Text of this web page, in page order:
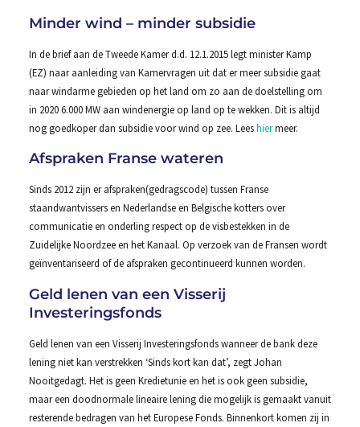
Minder wind – minder subsidie
In de brief aan de Tweede Kamer d.d. 12.1.2015 legt minister Kamp
(EZ) naar aanleiding van Kamervragen uit dat er meer subsidie gaat
naar windarme gebieden op het land om zo aan de doelstelling om
in 2020 6.000 MW aan windenergie op land op te wekken. Dit is altijd
nog goedkoper dan subsidie voor wind op zee. Leeshiermeer.
Afspraken Franse wateren
Sinds 2012 zijn er afspraken(gedragscode) tussen Franse
staandwantvissers en Nederlandse en Belgische kotters over
communicatie en onderling respect op de visbestekken in de
Zuidelijke Noordzee en het Kanaal. Op verzoek van de Fransen wordt
geïnventariseerd of de afspraken gecontinueerd kunnen worden.
Geld lenen van een Visserij
Investeringsfonds
Geld lenen van een Visserij Investeringsfonds wanneer de bank deze
lening niet kan verstrekken ‘Sinds kort kan dat’, zegt Johan
Nooitgedagt. Het is geen Kredietunie en het is ook geen subsidie,
maar een doodnormale lineaire lening die mogelijk is gemaakt vanuit
resterende bedragen van het Europese Fonds. Binnenkort komen zij in